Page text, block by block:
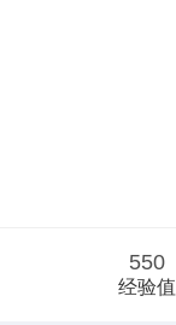
550
经验值